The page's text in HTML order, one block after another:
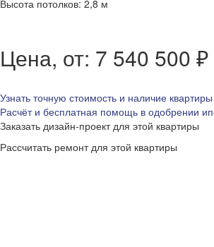
Высота потолков: 2,8 м
Цена, от: 7 540 500 ₽
Узнать точную стоимость и наличие квартиры
Расчёт и бесплатная помощь в одобрении
Заказать дизайн-проект для этой квартиры
Рассчитать ремонт для этой квартиры